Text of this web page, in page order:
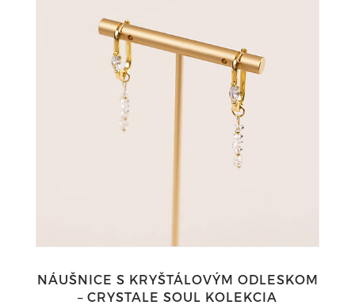
NÁUŠNICE S KRYŠTÁLOVÝM ODLESKOM
– CRYSTALE SOUL KOLEKCIA